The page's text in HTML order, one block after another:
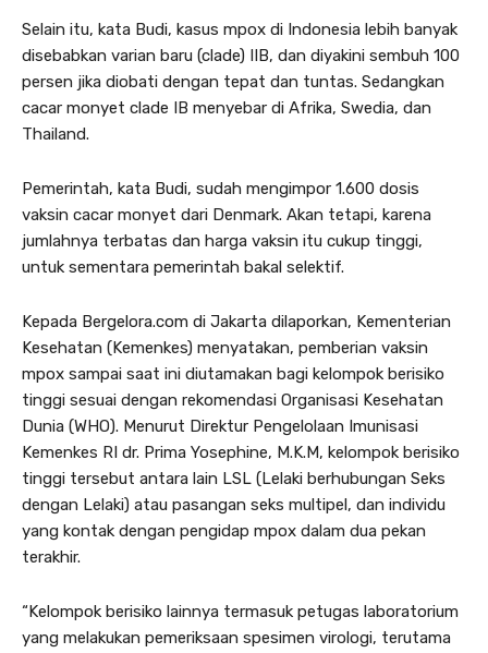
Selain itu, kata Budi, kasus mpox di Indonesia lebih banyak
disebabkan varian baru (clade) IIB, dan diyakini sembuh 100
persen jika diobati dengan tepat dan tuntas. Sedangkan
cacar monyet clade IB menyebar di Afrika, Swedia, dan
Thailand.
Pemerintah, kata Budi, sudah mengimpor 1.600 dosis
vaksin cacar monyet dari Denmark. Akan tetapi, karena
jumlahnya terbatas dan harga vaksin itu cukup tinggi,
untuk sementara pemerintah bakal selektif.
Kepada Bergelora.com di Jakarta dilaporkan, Kementerian
Kesehatan (Kemenkes) menyatakan, pemberian vaksin
mpox sampai saat ini diutamakan bagi kelompok berisiko
tinggi sesuai dengan rekomendasi Organisasi Kesehatan
Dunia (WHO). Menurut Direktur Pengelolaan Imunisasi
Kemenkes RI dr. Prima Yosephine, M.K.M, kelompok berisiko
tinggi tersebut antara lain LSL (Lelaki berhubungan Seks
dengan Lelaki) atau pasangan seks multipel, dan individu
yang kontak dengan pengidap mpox dalam dua pekan
terakhir.
“Kelompok berisiko lainnya termasuk petugas laboratorium
yang melakukan pemeriksaan spesimen virologi, terutama